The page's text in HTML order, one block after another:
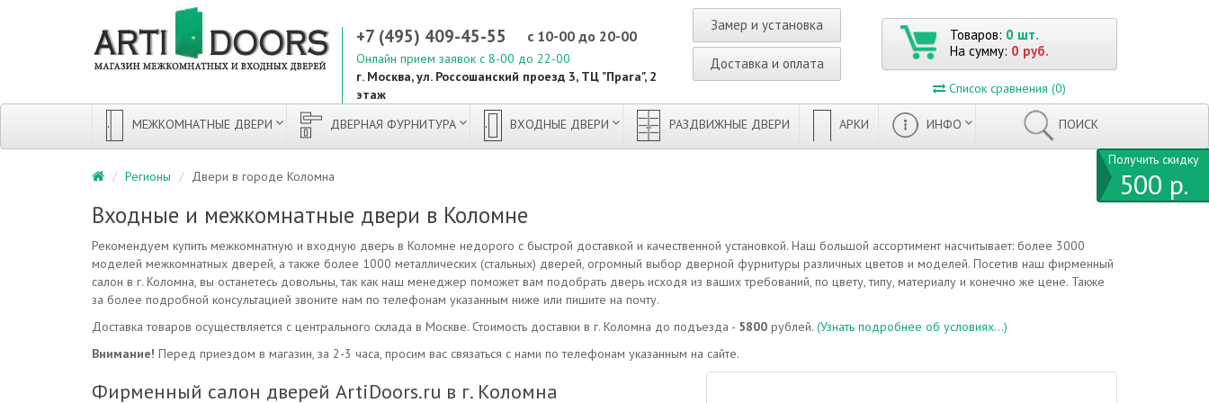
+7 (495) 409-45-55 с 10-00 до 20-00
Онлайн прием заявок с 8-00 до 22-00
г. Москва, ул. Россошанский проезд 3, ТЦ "Прага", 2
этаж
Замер и установка
Доставка и оплата
Товаров: 0 шт.
На сумму: 0 руб.
Список сравнения (0)
МЕЖКОМНАТНЫЕ ДВЕРИ ДВЕРНАЯ ФУРНИТУРА ВХОДНЫЕ ДВЕРИ РАЗДВИЖНЫЕ ДВЕРИ АРКИ ИНФО ПОИСК
Регионы Двери в городе Коломна
Входные и межкомнатные двери в Коломне
Рекомендуем купить межкомнатную и входную дверь в Коломне недорого с быстрой доставкой и качественной установкой. Наш большой ассортимент насчитывает: более 3000
моделей межкомнатных дверей, а также более 1000 металлических (стальных) дверей, огромный выбор дверной фурнитуры различных цветов и моделей. Посетив наш фирменный
салон в г. Коломна, вы останетесь довольны, так как наш менеджер поможет вам подобрать дверь исходя из ваших требований, по цвету, типу, материалу и конечно же цене. Также
за более подробной консультацией звоните нам по телефонам указанным ниже или пишите на почту.
Доставка товаров осуществляется с центрального склада в Москве. Стоимость доставки в г. Коломна до подъезда - 5800 рублей. (Узнать подробнее об условиях...)
Внимание! Перед приездом в магазин, за 2-3 часа, просим вас связаться с нами по телефонам указанным на сайте.
Фирменный салон дверей ArtiDoors.ru в г. Коломна
Получить скидку
500 р.